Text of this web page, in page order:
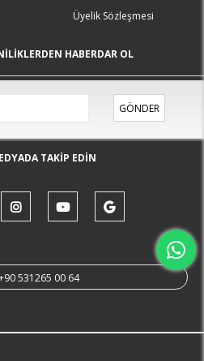
Üyelik Sözleşmesi
HABERDAR OL
GÖNDER
TAKİP EDİN
531265 00 64